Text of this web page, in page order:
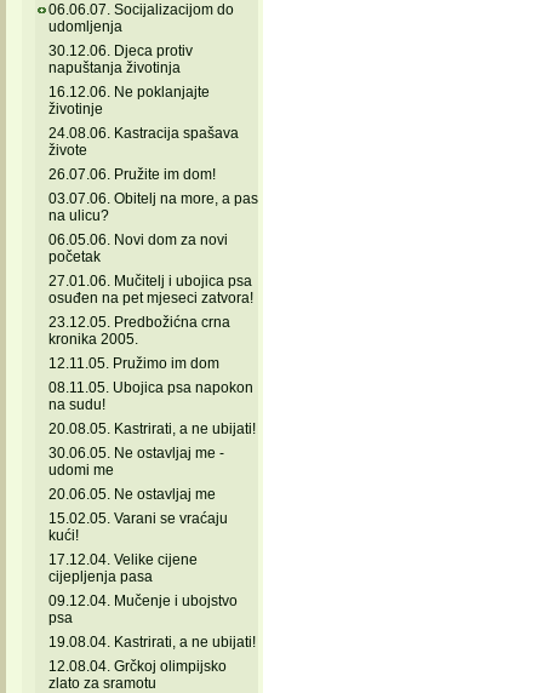
06.06.07. Socijalizacijom do
udomljenja
30.12.06. Djeca protiv
napuštanja životinja
16.12.06. Ne poklanjajte
životinje
24.08.06. Kastracija spašava
živote
26.07.06. Pružite im dom!
03.07.06. Obitelj na more, a pas
na ulicu?
06.05.06. Novi dom za novi
početak
27.01.06. Mučitelj i ubojica psa
osuđen na pet mjeseci zatvora!
23.12.05. Predbožićna crna
kronika 2005.
12.11.05. Pružimo im dom
08.11.05. Ubojica psa napokon
na sudu!
20.08.05. Kastrirati, a ne ubijati!
30.06.05. Ne ostavljaj me -
udomi me
20.06.05. Ne ostavljaj me
15.02.05. Varani se vraćaju
kući!
17.12.04. Velike cijene
cijepljenja pasa
09.12.04. Mučenje i ubojstvo
psa
19.08.04. Kastrirati, a ne ubijati!
12.08.04. Grčkoj olimpijsko
zlato za sramotu